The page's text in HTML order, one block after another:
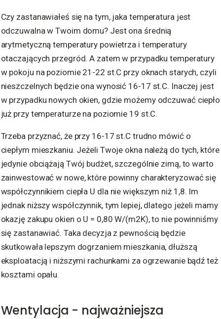
Czy zastanawiałeś się na tym, jaka temperatura jest
odczuwalna w Twoim domu? Jest ona średnią
arytmetyczną temperatury powietrza i temperatury
otaczających przegród. A zatem w przypadku temperatury
w pokoju na poziomie 21-22 st.C przy oknach starych, czyli
nieszczelnych będzie ona wynosić 16-17 st.C. Inaczej jest
w przypadku nowych okien, gdzie możemy odczuwać ciepło
już przy temperaturze na poziomie 19 st.C.
Trzeba przyznać, że przy 16-17 st.C trudno mówić o
ciepłym mieszkaniu. Jeżeli Twoje okna należą do tych, które
jedynie obciążają Twój budżet, szczególnie zimą, to warto
zainwestować w nowe, które powinny charakteryzować się
współczynnikiem ciepła U dla nie większym niż 1,8. Im
jednak niższy współczynnik, tym lepiej, dlatego jeżeli mamy
okazję zakupu okien o U = 0,80 W/(m2K), to nie powinniśmy
się zastanawiać. Taka decyzja z pewnością będzie
skutkowała lepszym dogrzaniem mieszkania, dłuższą
eksploatacją i niższymi rachunkami za ogrzewanie bądź też
kosztami opału.
Wentylacja - najważniejsza